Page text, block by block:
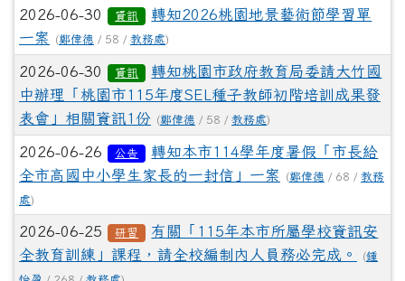
2026-06-30 資訊
轉知2026桃園地景藝術節學習單
一案
(鄭偉德 / 58 / 教務處)
2026-06-30 資訊
轉知桃園市政府教育局委請大竹國
中辦理「桃園市115年度SEL種子教師初階培訓成果發
表會」相關資訊1份 (鄭偉德 / 58 / 教務處)
2026-06-26 公告
轉知本市114學年度暑假「市長給
全市高國中小學生家長的一封信」一案
(鄭偉德 / 68 / 教務
處)
2026-06-25 研習
有關「115年本市所屬學校資訊安
全教育訓練」課程，請全校編制內人員務必完成。
(鍾